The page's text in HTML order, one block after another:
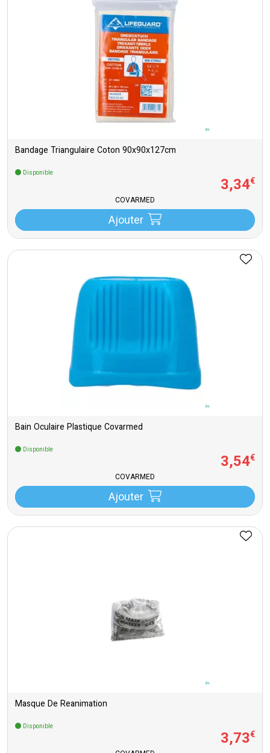
Bandage Triangulaire Coton 90x90x127cm
Disponible
3,34€
COVARMED
Ajouter
Bain Oculaire Plastique Covarmed
Disponible
3,54€
COVARMED
Ajouter
Masque De Reanimation
Disponible
3,73€